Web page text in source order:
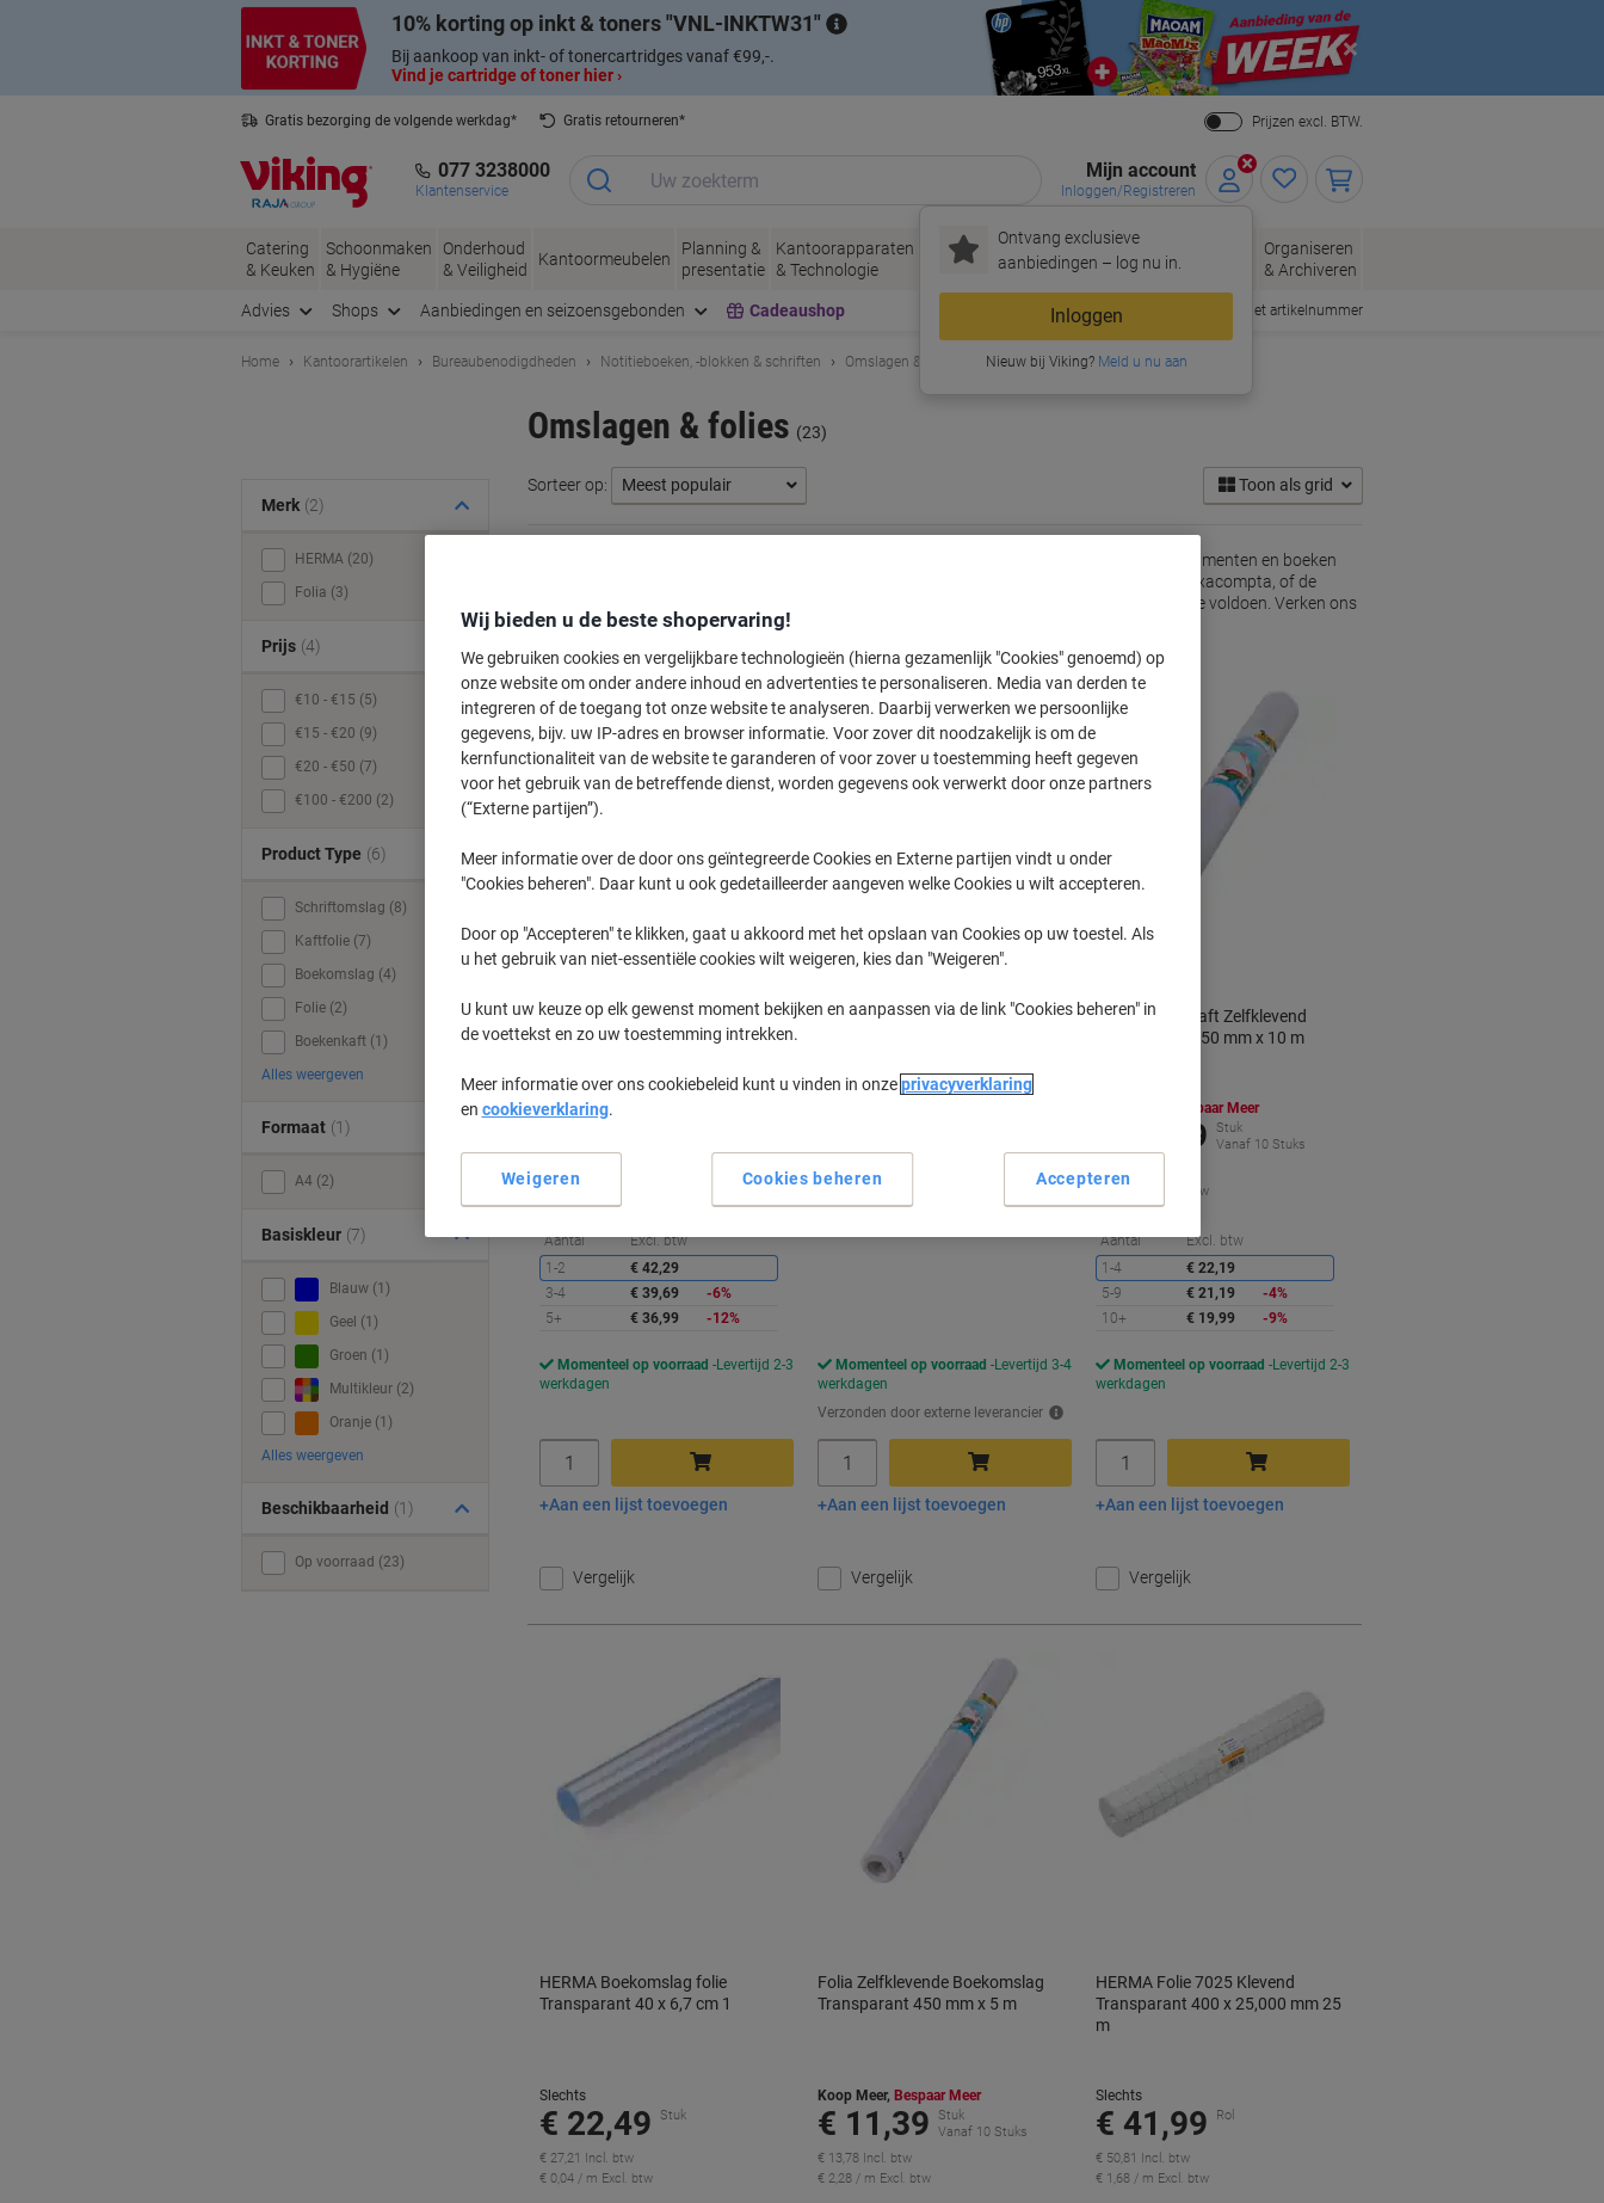
10% korting op inkt & toners VNL-INKTW31
Bij aankoop van inkt- of tonercartridges vanaf €99,-.
Vind je cartridge of toner hier ›
Close
Gratis bezorging de volgende werkdag*
Gratis retourneren*
Prijzen excl. BTW.
077 3238000
Klantenservice
Mijn account
Inloggen/Registreren
Ontvang exclusieve
aanbiedingen – log nu in.
Inloggen
Nieuw bij Viking?Meld u nu aan
Catering
& Keuken
Schoonmaken
& Hygiëne
Onderhoud
& Veiligheid
Kantoormeubelen
Planning &
presentatie
Kantoorapparaten
& Technologie
Inkt &
Toner
Papier, Enveloppen
& Verpakken
Kantoorartikelen
Organiseren
& Archiveren
Advies Shops Aanbiedingen en seizoensgebonden Cadeaushop Snel bestellen met artikelnummer
Home Kantoorartikelen Bureaubenodigdheden Notitieboeken, -blokken & schriften Omslagen & folies
Omslagen & folies (23)
Sorteer op: Toon als grid
Welkom bij onze categorie Omslagen & folies, waar u de perfecte bescherming voor uw documenten en boeken
kunt vinden. Of u nu kiest voor de betrouwbare kwaliteit van HERMA, de veelzijdigheid van Exacompta, of de
kleurrijke opties van Folia, wij bieden een breed scala aan producten om aan uw behoeften te voldoen. Verken ons
assortiment en ontdek hoe u uw papieren georganiseerd en beschermd kunt houden.
Folia Zelfklevend kaftfolie 240/25
Transparent 450 mm x 25 m
Koop Meer,
€ 1,48 / m Excl. btw
Aantal Excl. btw
Korting
1-2
€ 42,29
3-4
€ 39,69
-6%
5+
€ 36,99 -12%
Momenteel op voorraad
Levertijd 2-3
werkdagen
In winkelwagen
Aan een lijst toevoegen
Vergelijk
HERMA 7010 Zelfklevende Folie
€ 20,56 Incl. btw
Momenteel op voorraad
Levertijd 3-4
werkdagen
Verzonden door externe leverancier
In winkelwagen
Aan een lijst toevoegen
Vergelijk
Folia Boekenkaft Zelfklevend
Transparant 450 mm x 10 m
Bespaar Meer
€ 19,99
Stuk
Vanaf 10 Stuks
€ 2,00 / m Excl. btw
Aantal Excl. btw
1-4
€ 22,19
5-9
€ 21,19
-4%
10+
€ 19,99 -9%
Momenteel op voorraad
Levertijd 2-3
werkdagen
In winkelwagen
Aan een lijst toevoegen
Vergelijk
HERMA Boekomslag folie
Transparant 40 x 6,7 cm 1
Slechts
€ 22,49 Stuk
€ 27,21 Incl. btw
€ 0,04 / m Excl. btw
Folia Zelfklevende Boekomslag
Transparant 450 mm x 5 m
Koop Meer, Bespaar Meer
€ 11,39
Stuk
Vanaf 10 Stuks
€ 13,78 Incl. btw
€ 2,28 / m Excl. btw
HERMA Folie 7025 Klevend
Transparant 400 x 25,000 mm 25
m
Slechts
€ 41,99 Rol
€ 50,81 Incl. btw
€ 1,68 / m Excl. btw
Merk (2)
HERMA (20)
Folia (3)
Prijs (4)
€10 - €15 (5)
€15 - €20 (9)
€20 - €50 (7)
€100 - €200 (2)
Product Type (6)
Schriftomslag (8)
Kaftfolie (7)
Boekomslag (4)
Folie (2)
Boekenkaft (1)
Alles weergeven
Formaat (1)
A4 (2)
Basiskleur (7)
Blauw (1)
Geel (1)
Groen (1)
Multikleur (2)
Oranje (1)
Alles weergeven
Beschikbaarheid (1)
Op voorraad (23)
Wij bieden u de beste shopervaring!
We gebruiken cookies en vergelijkbare technologieën (hierna gezamenlijk "Cookies" genoemd) op
onze website om onder andere inhoud en advertenties te personaliseren. Media van derden te
integreren of de toegang tot onze website te analyseren. Daarbij verwerken we persoonlijke
gegevens, bijv. uw IP-adres en browser informatie. Voor zover dit noodzakelijk is om de
kernfunctionaliteit van de website te garanderen of voor zover u toestemming heeft gegeven
voor het gebruik van de betreffende dienst, worden gegevens ook verwerkt door onze partners
(“Externe partijen”).
Meer informatie over de door ons geïntegreerde Cookies en Externe partijen vindt u onder
"Cookies beheren". Daar kunt u ook gedetailleerder aangeven welke Cookies u wilt accepteren.
Door op "Accepteren" te klikken, gaat u akkoord met het opslaan van Cookies op uw toestel. Als
u het gebruik van niet-essentiële cookies wilt weigeren, kies dan "Weigeren".
U kunt uw keuze op elk gewenst moment bekijken en aanpassen via de link "Cookies beheren" in
de voettekst en zo uw toestemming intrekken.
Meer informatie over ons cookiebeleid kunt u vinden in onzeprivacyverklaring
en cookieverklaring.
Cookies beheren
Weigeren Accepteren